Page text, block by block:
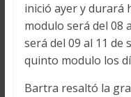
inició ayer y durará
modulo será del 08
será del 09 al 11 de
quinto modulo los
Bartra resaltó la